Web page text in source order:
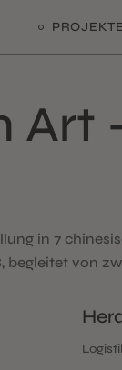
PROJEKTE
Art
in 7
begleitet von